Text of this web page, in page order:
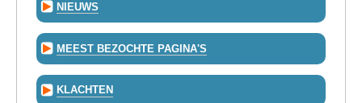
NIEUWS
MEEST BEZOCHTE PAGINA'S
KLACHTEN